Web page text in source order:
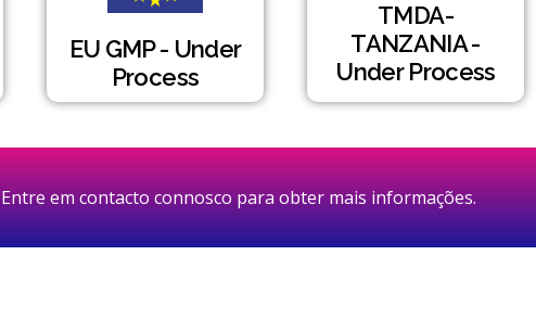
EU GMP - Under
Process
TMDA-
TANZANIA -
Under Process
Entre em contacto connosco para obter mais informações.